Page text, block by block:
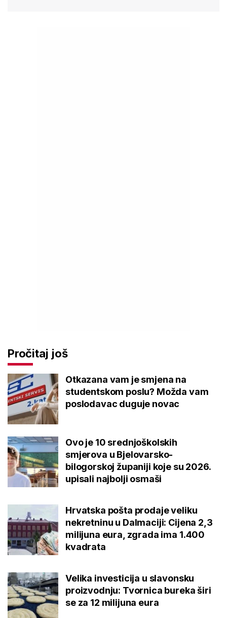
Pročitaj još
Otkazana vam je smjena na
studentskom poslu? Možda vam
poslodavac duguje novac
Ovo je 10 srednjoškolskih
smjerova u Bjelovarsko-
bilogorskoj županiji koje su 2026.
upisali najbolji osmaši
Hrvatska pošta prodaje veliku
nekretninu u Dalmaciji: Cijena 2,3
milijuna eura, zgrada ima 1.400
kvadrata
Velika investicija u slavonsku
proizvodnju: Tvornica bureka širi
se za 12 milijuna eura